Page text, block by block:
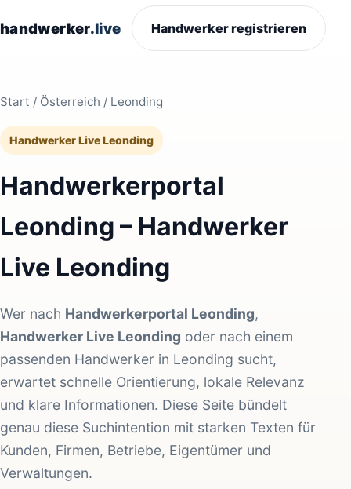
handwerker.live Handwerker registrieren
Start / Österreich / Leonding
Handwerker Live Leonding
Handwerkerportal
Leonding – Handwerker
Live Leonding
Wer nach Handwerkerportal Leonding,
Handwerker Live Leonding oder nach einem
passenden Handwerker in Leonding sucht,
erwartet schnelle Orientierung, lokale Relevanz
und klare Informationen. Diese Seite bündelt
genau diese Suchintention mit starken Texten für
Kunden, Firmen, Betriebe, Eigentümer und
Verwaltungen.